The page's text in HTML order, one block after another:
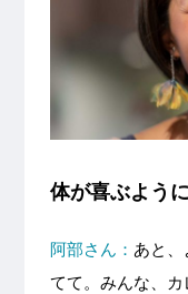
体が喜ぶよう
阿部さん： あと
てて。みんな、カ